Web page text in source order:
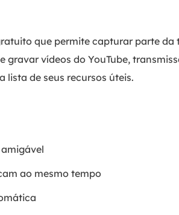
que permite capturar parte
gravar vídeos do YouTube,
lista de seus recursos úteis.
ao mesmo tempo